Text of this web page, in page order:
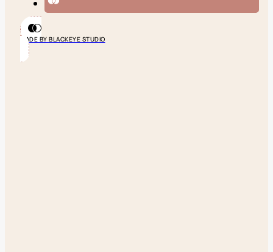
MADE BY BLACKEYE STUDIO